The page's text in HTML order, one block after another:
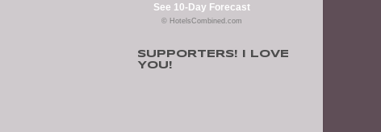
See 10-Day Forecast
© HotelsCombined.com
SUPPORTERS! I LOVE
YOU!